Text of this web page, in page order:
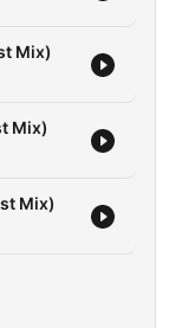
Mix)
Mix)
Mix)